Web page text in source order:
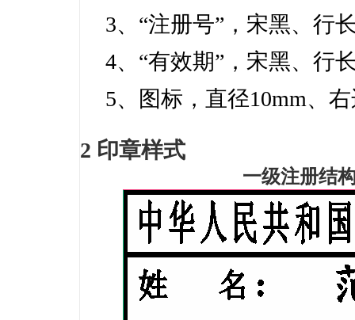
3、“注册号”，宋黑、行
4、“有效期”，宋黑、行
5、图标，直径10mm、
2 印章样式
一级注册结